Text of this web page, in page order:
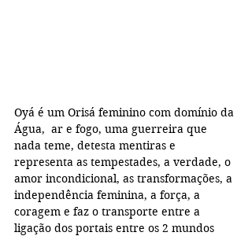
Oyá é um Orisá feminino com domínio da
Água,  ar e fogo, uma guerreira que
nada teme, detesta mentiras e
representa as tempestades, a verdade, o
amor incondicional, as transformações, a
independência feminina, a força, a
coragem e faz o transporte entre a
ligação dos portais entre os 2 mundos